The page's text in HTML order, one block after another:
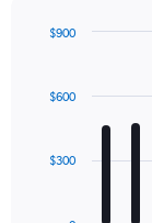
values.
to
with
12
The
$300
$600
$900